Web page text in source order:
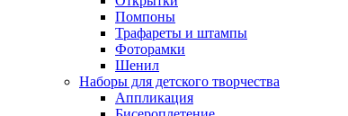
Помпоны
Трафареты и штампы
Фоторамки
Шенил
Наборы для детского творчества
Аппликация